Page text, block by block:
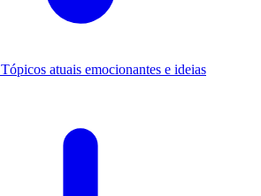
Tópicos atuais emocionantes e ideias